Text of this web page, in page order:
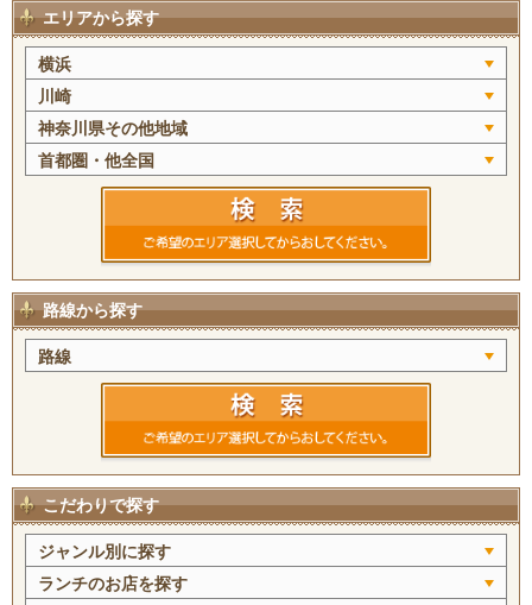
エリアから探す
横浜
川崎
神奈川県その他地域
首都圏・他全国
路線から探す
路線
こだわりで探す
ジャンル別に探す
ランチのお店を探す